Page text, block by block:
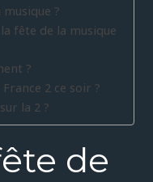
?
fête de la musique
?
2 ce soir ?
la 2 ?
de